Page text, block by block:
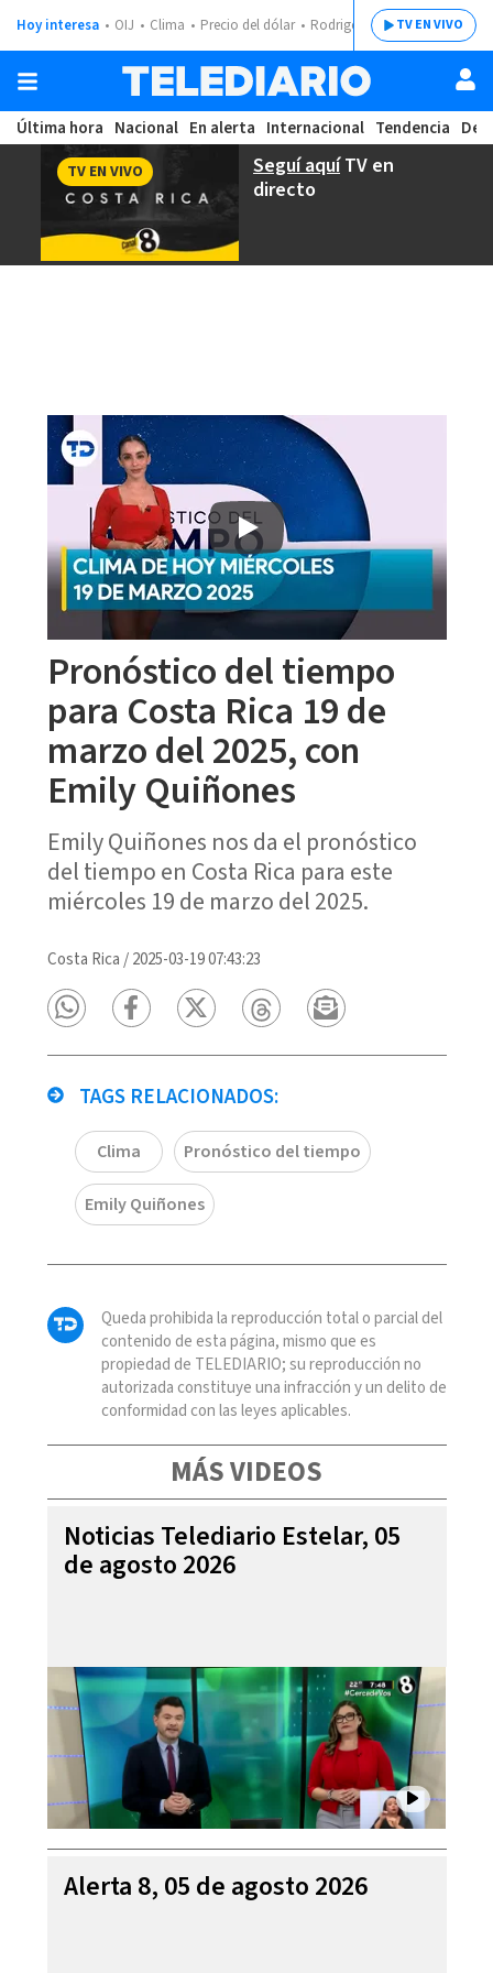
Hoy interesa OIJ Clima Precio del dólar Rodrigo ChavesTV EN VIVO
Última hora Nacional En alerta Internacional Tendencia
Seguí aquíTV en
directo
TV EN VIVO
Pronóstico del tiempo
para Costa Rica 19 de
marzo del 2025, con
Emily Quiñones
Emily Quiñones nos da el pronóstico
del tiempo en Costa Rica para este
miércoles 19 de marzo del 2025.
Costa Rica /2025-03-19 07:43:23
TAGS RELACIONADOS:
Clima Pronóstico del tiempo
Emily Quiñones
Queda prohibida la reproducción total o parcial del
contenido de esta página, mismo que es
propiedad de TELEDIARIO; su reproducción no
autorizada constituye una infracción y un delito de
conformidad con las leyes aplicables.
MÁS VIDEOS
Noticias Telediario Estelar, 05
de agosto 2026
Alerta 8, 05 de agosto 2026